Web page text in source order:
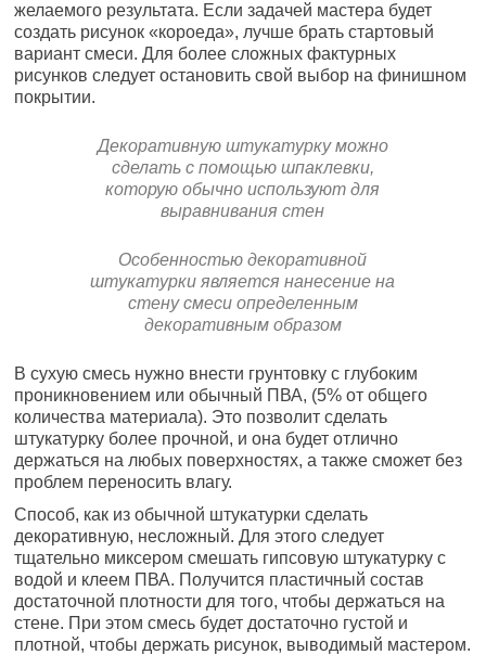
желаемого результата. Если задачей мастера будет
создать рисунок «короеда», лучше брать стартовый
вариант смеси. Для более сложных фактурных
рисунков следует остановить свой выбор на финишном
покрытии.
Декоративную штукатурку можно
сделать с помощью шпаклевки,
которую обычно используют для
выравнивания стен
Особенностью декоративной
штукатурки является нанесение на
стену смеси определенным
декоративным образом
В сухую смесь нужно внести грунтовку с глубоким
проникновением или обычный ПВА, (5% от общего
количества материала). Это позволит сделать
штукатурку более прочной, и она будет отлично
держаться на любых поверхностях, а также сможет без
проблем переносить влагу.
Способ, как из обычной штукатурки сделать
декоративную, несложный. Для этого следует
тщательно миксером смешать гипсовую штукатурку с
водой и клеем ПВА. Получится пластичный состав
достаточной плотности для того, чтобы держаться на
стене. При этом смесь будет достаточно густой и
плотной, чтобы держать рисунок, выводимый мастером.